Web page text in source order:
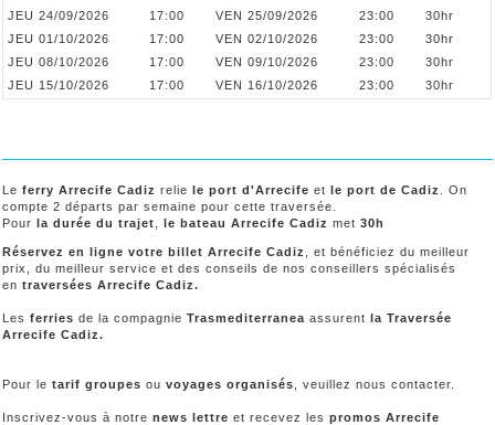
JEU 24/09/2026
17:00 VEN 25/09/2026 23:00
30hr
JEU 01/10/2026
17:00 VEN 02/10/2026 23:00
30hr
JEU 08/10/2026
17:00 VEN 09/10/2026 23:00
30hr
JEU 15/10/2026
17:00 VEN 16/10/2026 23:00 30hr
Le ferry Arrecife Cadiz relie le port d'Arrecife et le port de Cadiz
. On
compte 2 départs par semaine pour cette traversée.
Pour la durée du trajet le bateau Arrecife Cadiz met 30h
Réservez en ligne votre billet Arrecife Cadiz
, et bénéficiez du meilleur
prix, du meilleur service et des conseils de nos conseillers spécialisés
en traversées Arrecife Cadiz.
Les ferries de la compagnie Trasmediterranea assurent la Traversée
Arrecife Cadiz.
Pour le tarif groupes ou voyages organisés , veuillez nous contacter.
Inscrivez-vous à notre news lettre et recevez les promos Arrecife